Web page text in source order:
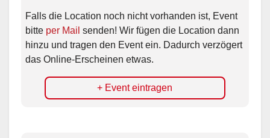
Falls die Location noch nicht vorhanden ist, Event
bitte per Mail senden! Wir fügen die Location dann
hinzu und tragen den Event ein. Dadurch verzögert
das Online-Erscheinen etwas.
+ Event eintragen